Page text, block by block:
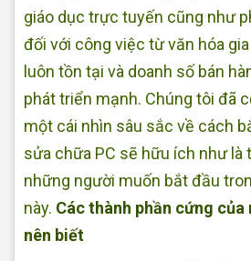
giáo dục trực tuyến cũng như
đối với công việc từ văn hóa
luôn tồn tại và doanh số bán
phát triển mạnh. Chúng tôi đã
một cái nhìn sâu sắc về cách
sửa chữa PC sẽ hữu ích như là
những người muốn bắt đầu
này. Các thành phần cứng của
nên biết